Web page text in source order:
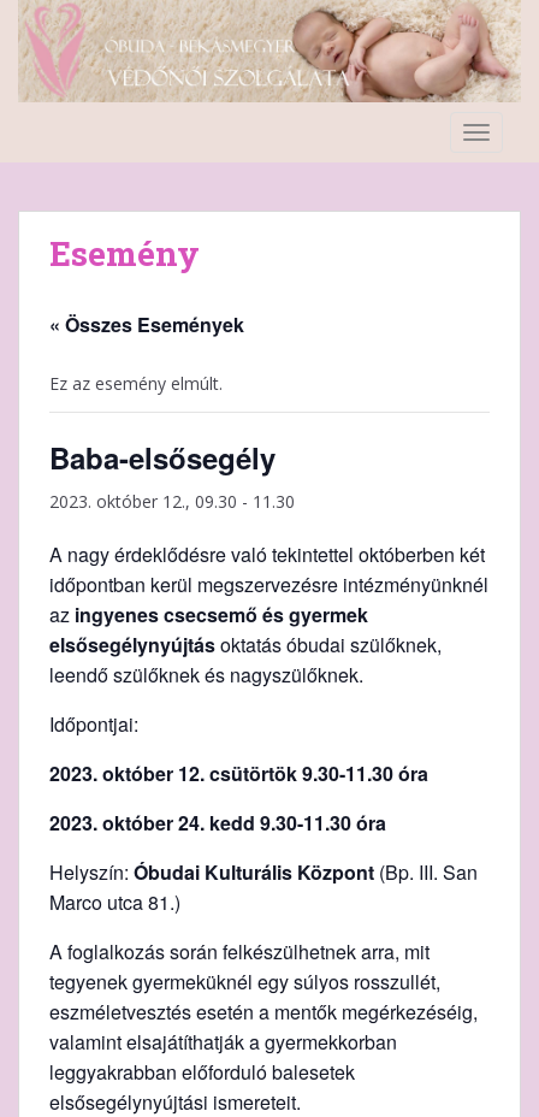
Esemény
« Összes Események
Ez az esemény elmúlt.
Baba-elsősegély
2023. október 12., 09.30 - 11.30
A nagy érdeklődésre való tekintettel októberben két
időpontban kerül megszervezésre intézményünknél
az ingyenes csecsemő és gyermek
elsősegélynyújtásoktatás óbudai szülőknek,
leendő szülőknek és nagyszülőknek.
Időpontjai:
2023. október 12. csütörtök 9.30-11.30óra
2023. október 24. kedd 9.30-11.30 óra
Helyszín: Óbudai Kulturális Központ (Bp. III. San
Marco utca 81.)
A foglalkozás során felkészülhetnek arra, mit
tegyenek gyermeküknél egy súlyos rosszullét,
eszméletvesztés esetén a mentők megérkezéséig,
valamint elsajátíthatják a gyermekkorban
leggyakrabban előforduló balesetek
elsősegélynyújtási ismereteit.